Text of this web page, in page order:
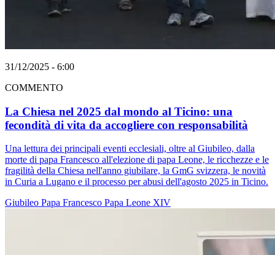
31/12/2025 - 6:00
COMMENTO
La Chiesa nel 2025 dal mondo al Ticino: una
fecondità di vita da accogliere con responsabilità
Una lettura dei principali eventi ecclesiali, oltre al Giubileo, dalla
morte di papa Francesco all'elezione di papa Leone, le ricchezze e le
fragilità della Chiesa nell'anno giubilare, la GmG svizzera, le novità
in Curia a Lugano e il processo per abusi dell'agosto 2025 in Ticino.
Giubileo Papa Francesco Papa Leone XIV